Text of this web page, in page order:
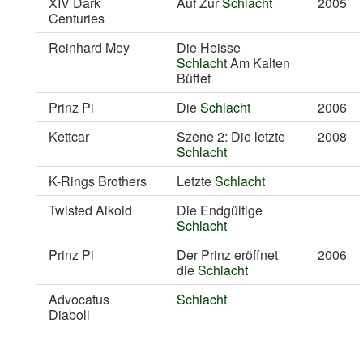
Centuries
Reinhard Mey
Die Heisse
SchlachtAm Kalten
Büffet
Prinz Pi
DieSchlacht
2006
Kettcar
Szene 2: Die letzte
Schlacht
2008
K-Rings Brothers LetzteSchlacht
Twisted Alkoid
Die Endgültige
Schlacht
Prinz Pi
Der Prinz eröffnet
dieSchlacht
2006
Advocatus
Diaboli
Schlacht